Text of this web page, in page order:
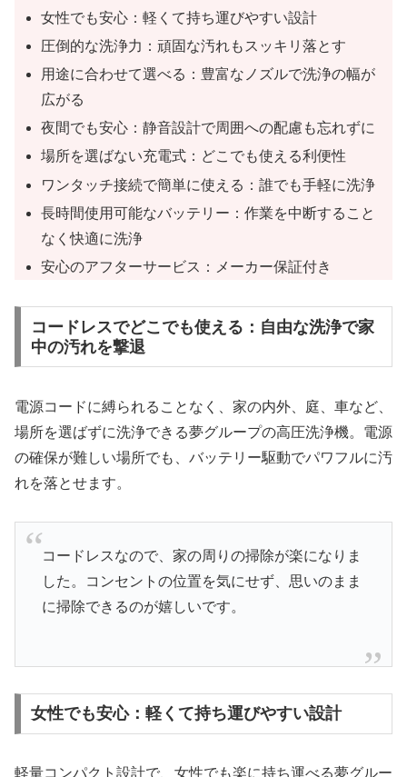
女性でも安心：軽くて持ち運びやすい設計
圧倒的な洗浄力：頑固な汚れもスッキリ落とす
用途に合わせて選べる：豊富なノズルで洗浄の幅が
広がる
夜間でも安心：静音設計で周囲への配慮も忘れずに
場所を選ばない充電式：どこでも使える利便性
ワンタッチ接続で簡単に使える：誰でも手軽に洗浄
長時間使用可能なバッテリー：作業を中断すること
なく快適に洗浄
安心のアフターサービス：メーカー保証付き
コードレスでどこでも使える：自由な洗浄で家
中の汚れを撃退
電源コードに縛られることなく、家の内外、庭、車など、
場所を選ばずに洗浄できる夢グループの高圧洗浄機。電源
の確保が難しい場所でも、バッテリー駆動でパワフルに汚
れを落とせます。
コードレスなので、家の周りの掃除が楽になりま
した。コンセントの位置を気にせず、思いのまま
に掃除できるのが嬉しいです。
女性でも安心：軽くて持ち運びやすい設計
軽量コンパクト設計で、女性でも楽に持ち運べる夢グルー